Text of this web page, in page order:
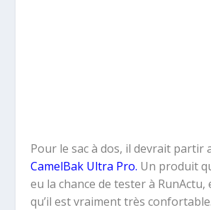
Pour le sac à dos, il devrait partir
CamelBak Ultra Pro. Un produit
eu la chance de tester à RunActu,
qu’il est vraiment très